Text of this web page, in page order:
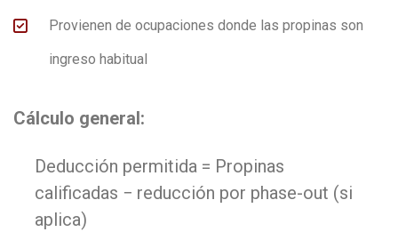
Provienen de ocupaciones donde las propinas son
ingreso habitual
Cálculo general:
Deducción permitida = Propinas
calificadas − reducción por phase-out (si
aplica)